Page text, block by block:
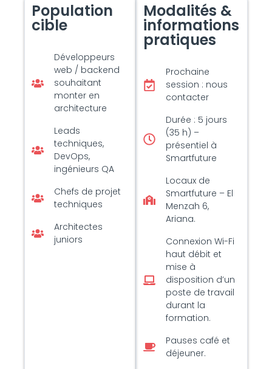
Population
cible
Développeurs
web / backend
souhaitant
monter en
architecture
Leads
techniques,
DevOps,
ingénieurs QA
Chefs de projet
techniques
Architectes
juniors
Modalités &
informations
pratiques
Prochaine
session : nous
contacter
Durée : 5 jours
(35 h) –
présentiel à
Smartfuture
Locaux de
Smartfuture – El
Menzah 6,
Ariana.
Connexion Wi-Fi
haut débit et
mise à
disposition d’un
poste de travail
durant la
formation.
Pauses café et
déjeuner.